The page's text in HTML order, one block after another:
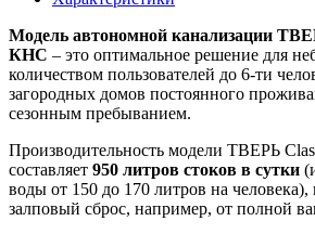
Модель автономной канализации
КНС – это оптимальное решение для
количеством пользователей до 6-ти
загородных домов постоянного
сезонным пребыванием.
Производительность модели ТВЕРЬ
составляет 950 литров стоков в сутки
воды от 150 до 170 литров на
залповый сброс, например, от полной